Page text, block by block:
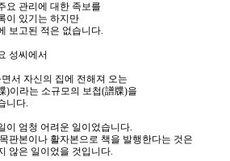
요 관리에 대한 족보를
이 있기는 하지만
보고된 적은 없습니다.
성씨에서
서 자신의 집에 전해져 오는
)이라는 소규모의 보첩(譜牒)을
니다.
이 엄청 어려운 일이었습니다.
판본이나 활자본으로 책을 발행한다는 것은
않은 일이었을 것입니다.